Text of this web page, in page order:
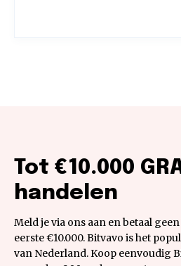
Tot €10.000
handelen
Meld je via ons aan en betaal
eerste €10.000. Bitvavo is het
van Nederland. Koop eenvoudig